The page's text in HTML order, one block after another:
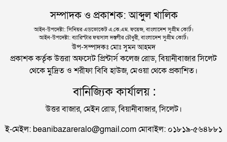
সিলেটে বিচার নিয়ে হতাশ ৬ শহীদ পরিবার
দিল্লিতে শেখ হাসিনার বক্তব্য দেওয়া নিয়ে পররাষ্ট্র
মন্ত্রণালয়ের ক্ষোভ
সিলেটের সাবেক মন্ত্রী-এমপিরা কে কোথায়?
জুলাই আন্দোলন ছাত্র-জনতার বীরত্বের স্মারকস্তম্ভ:
বিয়ানীবাজারের ইউএনও
সম্পাদক ও প্রকাশক: আব্দুল খালিক
আইন-উপদেষ্টা: সিনিয়র এডভোকেট এ.কে.এম. ফয়েজ, বাংলাদেশ সুপ্রীম কোর্ট।
আইন-উপদেষ্টা: ব্যারিস্টার ফয়সাল দস্তগীর চৌধুরী, বাংলাদেশ সুপ্রীম কোর্ট।
উপ-সম্পাদকঃ মোঃ সুমন আহমদ
প্রকাশক কর্তৃক উত্তরা অফসেট প্রিন্টার্স কলেজ রোড, বিয়ানীবাজার সিলেট
থেকে মুদ্রিত ও শরীফা বিবি হাউজ, মেওয়া থেকে প্রকাশিত।
বানিজ্যিক কার্যালয় :
উত্তর বাজার, মেইন রোড, বিয়ানীবাজার, সিলেট।
ই-মেইল: beanibazareralo@gmail.com মোবাইল: ০১৮১৯-৫৬৪৮৮১